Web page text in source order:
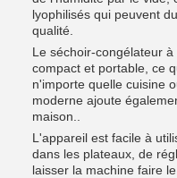
lyophilisés qui peuvent
qualité.
Le séchoir-congélateur
compact et portable, ce
n'importe quelle cuisine
moderne ajoute
maison..
L'appareil est facile à
dans les plateaux, de
laisser la machine faire